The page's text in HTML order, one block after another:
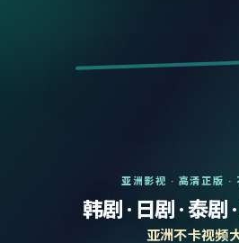
亚洲影视 · 高清正版 ·
韩剧 · 日剧 · 泰剧
亚洲不卡视频